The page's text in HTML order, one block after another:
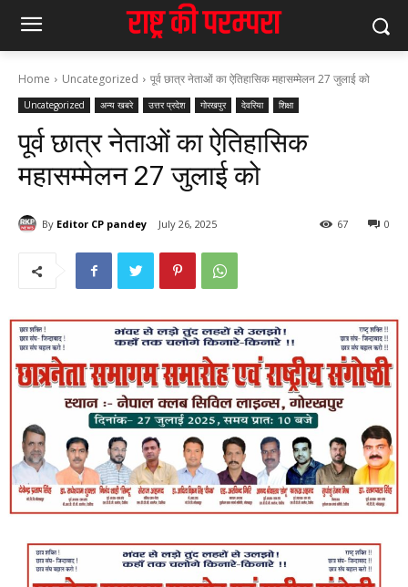
Home Uncategorized पूर्व छात्र नेताओं का ऐतिहासिक महासम्मेलन 27 जुलाई को
Uncategorized अन्य खबरे उत्तर प्रदेश गोरखपुर देवरिया शिक्षा
पूर्व छात्र नेताओं का ऐतिहासिक
महासम्मेलन 27 जुलाई को
By Editor CP pandey July 26, 2025 0
67